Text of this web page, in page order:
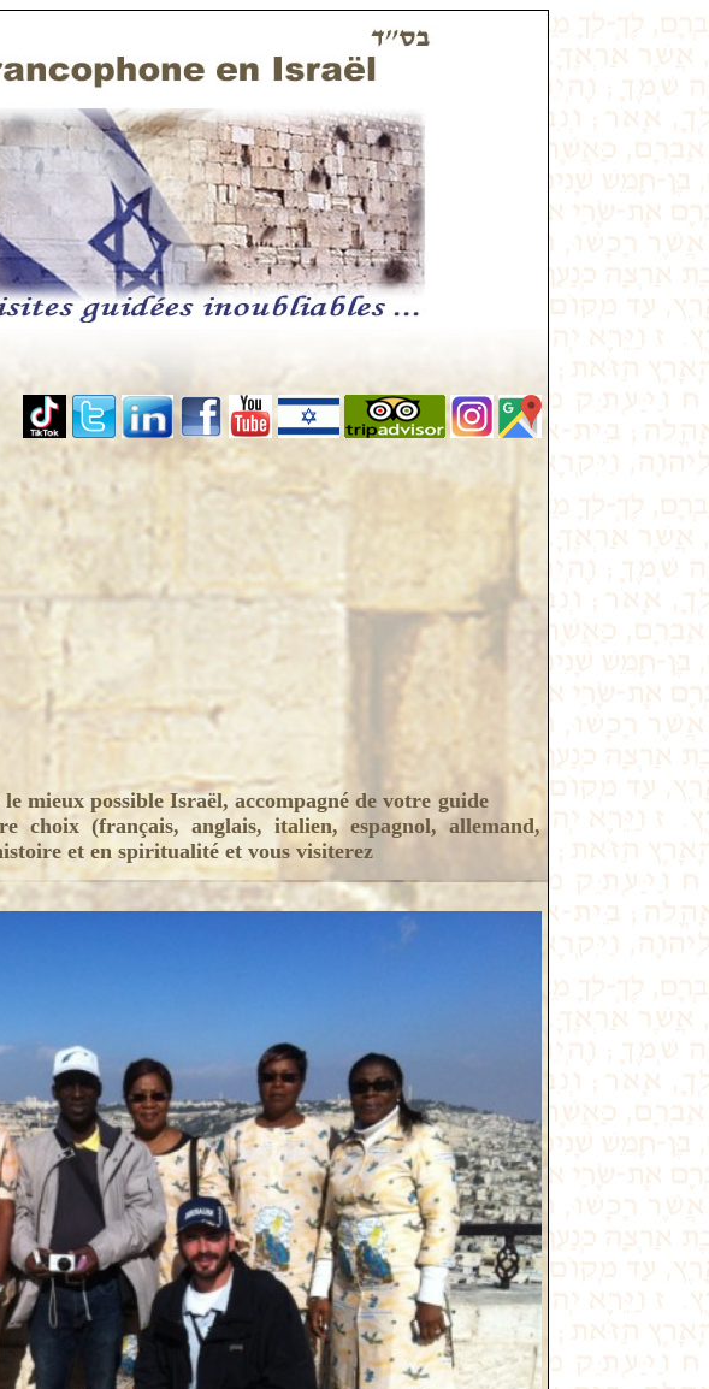
mieux possible Israël, accompagné de votre guide
choix (français, anglais, italien, espagnol, allemand,
et en spiritualité et vous visiterez